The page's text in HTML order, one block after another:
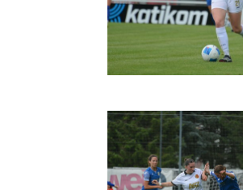
Bitte geben Sie
Anmelden
Benutzername: